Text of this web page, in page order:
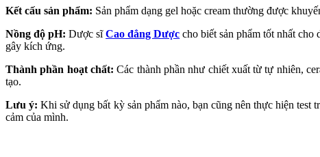
Kết cấu sản phẩm: Sản phẩm dạng gel hoặc cream thường được
Nồng độ pH: Dược sĩCao đẳng Dược cho biết sản phẩm tốt nhất
gây kích ứng.
Thành phần hoạt chất: Các thành phần như chiết xuất từ tự nhiên,
tạo.
Lưu ý: Khi sử dụng bất kỳ sản phẩm nào, bạn cũng nên thực hiện test
cảm của mình.